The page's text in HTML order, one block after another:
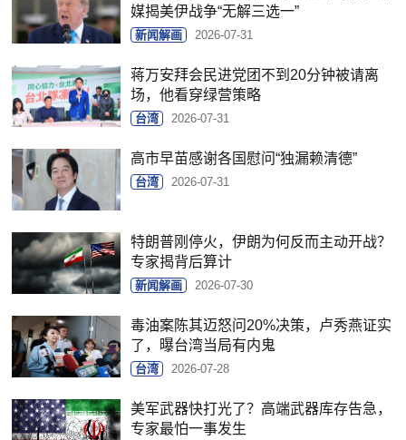
媒揭美伊战争“无解三选一”
新闻解画 2026-07-31
蒋万安拜会民进党团不到20分钟被请离
场，他看穿绿营策略
台湾 2026-07-31
高市早苗感谢各国慰问“独漏赖清德”
台湾 2026-07-31
特朗普刚停火，伊朗为何反而主动开战？
专家揭背后算计
新闻解画 2026-07-30
毒油案陈其迈怒问20%决策，卢秀燕证实
了，曝台湾当局有内鬼
台湾 2026-07-28
美军武器快打光了？高端武器库存告急，
专家最怕一事发生